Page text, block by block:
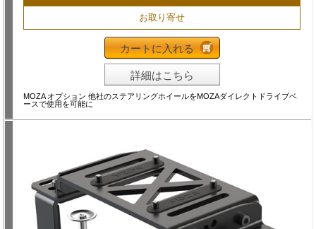
お取り寄せ
カートに入れる
詳細はこちら
MOZA オプション 他社のステアリングホイールをMOZAダイレクトドライブベ
ースで使用を可能に